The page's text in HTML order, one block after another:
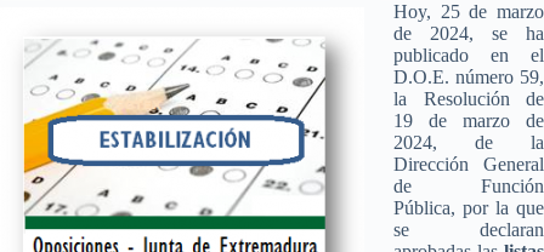
Hoy, 25 de marzo
de 2024, se ha
publicado en el
D.O.E. número 59,
la Resolución de
19 de marzo de
2024, de la
Dirección General
de Función
Pública, por la que
se declaran